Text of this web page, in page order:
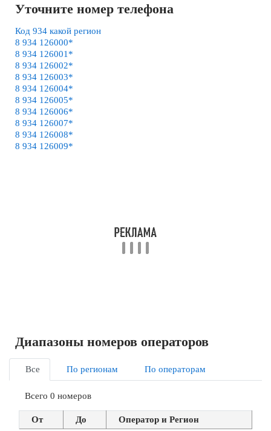
Уточните номер телефона
Код 934 какой регион
8 934 126000*
8 934 126001*
8 934 126002*
8 934 126003*
8 934 126004*
8 934 126005*
8 934 126006*
8 934 126007*
8 934 126008*
8 934 126009*
Диапазоны номеров операторов
Все По регионам По операторам
Всего 0 номеров
От До Оператор и Регион